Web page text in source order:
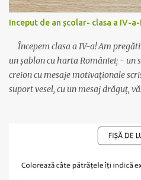
drăguț! Descarcă materialul
Ilona
Inceput de an școlar- clasa a IV-
Începem clasa a IV-a! Am
un șablon cu harta României; - un
creion cu mesaje motivaționale
suport vesel, cu un mesaj drăguț,
istorie, geografie și motivaționale.
școlar liniștit!☺️ Mult succes!